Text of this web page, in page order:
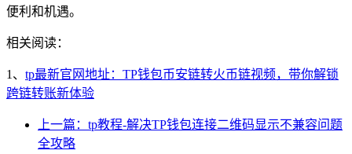
便利和机遇。
相关阅读：
1、 tp最新官网地址：TP钱包币安链转火币链视频，带你解锁
跨链转账新体验
上一篇：tp教程-解决TP钱包连接二维码显示不兼容问题
全攻略